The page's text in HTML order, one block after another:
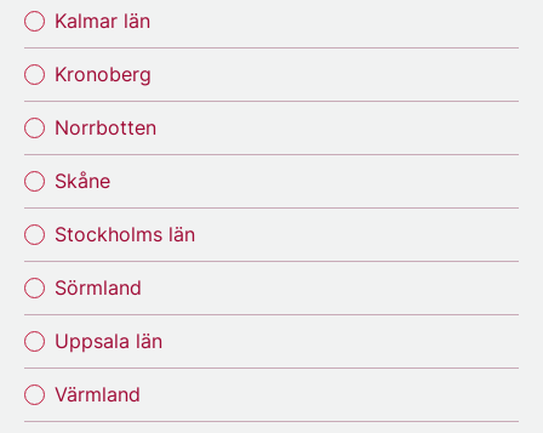
Kalmar län
Kronoberg
Norrbotten
Skåne
Stockholms län
Sörmland
Uppsala län
Värmland